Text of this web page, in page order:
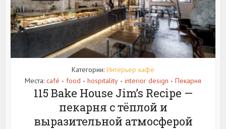
Категории: Интерьер кафе
Места: café • food • hospitality • interior design • Пекарня
115 Bake House Jim’s Recipe —
пекарня с тёплой и
выразительной атмосферой